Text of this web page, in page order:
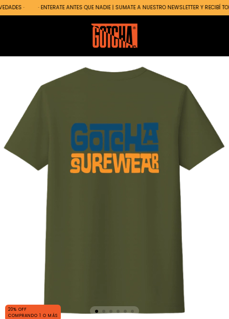
· · ENTERATE ANTES QUE NADIE | SUMATE A NUESTRO NEWSLETTER Y RECIBÍ
20% OFF
COMPRANDO 1 O MÁS